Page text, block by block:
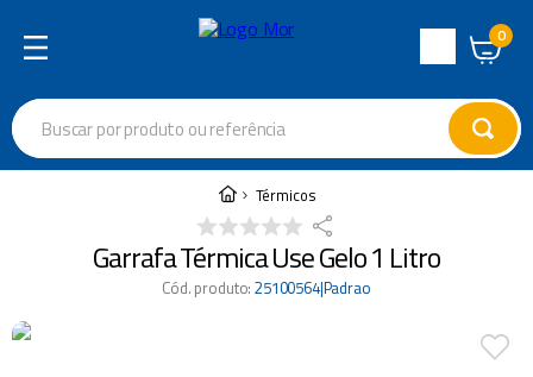
de
Atendimento
0
Buscar por produto ou referência
Térmicos
Garrafa Térmica Use Gelo 1 Litro
Cód. produto:25100564|Padrao
Termos mais buscados
varal